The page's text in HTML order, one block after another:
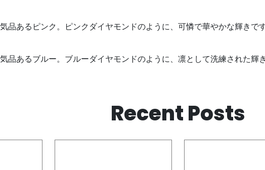
品あるピンク。ピンクダイヤモンドのように、可憐で華やかな輝きです
品あるブルー。ブルーダイヤモンドのように、凛として洗練された輝き
Recent Posts